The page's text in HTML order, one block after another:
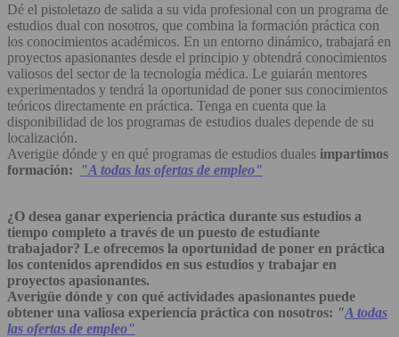
Dé el pistoletazo de salida a su vida profesional con un programa de
estudios dual con nosotros, que combina la formación práctica con
los conocimientos académicos. En un entorno dinámico, trabajará en
proyectos apasionantes desde el principio y obtendrá conocimientos
valiosos del sector de la tecnología médica. Le guiarán mentores
experimentados y tendrá la oportunidad de poner sus conocimientos
teóricos directamente en práctica. Tenga en cuenta que la
disponibilidad de los programas de estudios duales depende de su
localización.
Averigüe dónde y en qué programas de estudios duales impartimos
formación:
"A todas las ofertas de empleo"
¿O desea ganar experiencia práctica durante sus estudios a
tiempo completo a través de un puesto de estudiante
trabajador? Le ofrecemos la oportunidad de poner en práctica
los contenidos aprendidos en sus estudios y trabajar en
proyectos apasionantes.
Averigüe dónde y con qué actividades apasionantes puede
obtener una valiosa experiencia práctica con nosotros: "A todas
las ofertas de empleo"